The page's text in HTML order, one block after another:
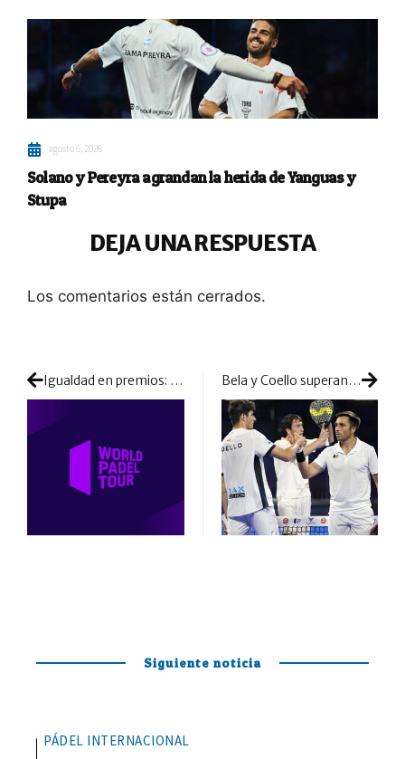
agosto 6, 2026
Solano y Pereyra agrandan la herida de Yanguas y
Stupa
DEJA UNA RESPUESTA
Los comentarios están cerrados.
Igualdad en premios: el circuito profesional equipara las cuantías económicas entre mujeres y hombres Bela y Coello superan el primer obstáculo de Reus con susto y las alarmas encendidas
Siguiente noticia
PÁDEL INTERNACIONAL